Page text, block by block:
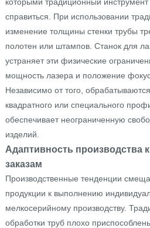
которыми традиционный
справиться. При использовании
изменение толщины стенки трубы
полотен или штампов. Станок для
устраняет эти физические
мощность лазера и положение
Независимо от того,
квадратного или специального
обеспечивает неограниченную
изделий.
Адаптивность производства
заказам
Производственные тенденции
продукции к выполнению
мелкосерийному производству.
обработки труб плохо